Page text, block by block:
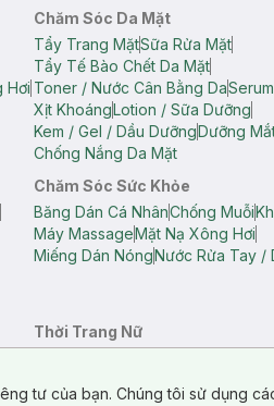
Hơi
Chăm Sóc Da Mặt
Tẩy Trang MặtSữa Rửa Mặt
Tẩy Tế Bào Chết Da Mặt
Toner / Nước Cân Bằng Da
Xịt KhoángLotion / Sữa Dưỡng
Kem / Gel / Dầu DưỡngDưỡng
Chống Nắng Da Mặt
Chăm Sóc Sức Khỏe
Băng Dán Cá NhânChống Muỗi
Máy MassageMặt Nạ Xông Hơi
Miếng Dán NóngNước Rửa Tay /
Xả
Thời Trang Nữ
Quần Lót NữQuần Short Nữ
tư của bạn. Chúng tôi sử dụng